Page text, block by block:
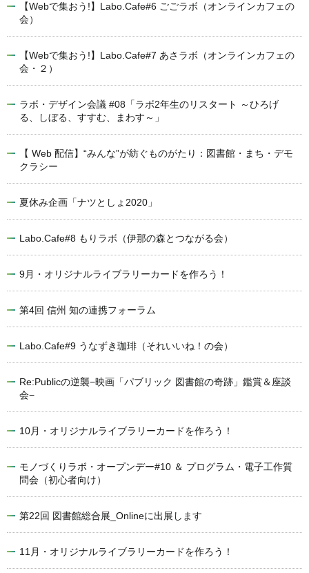
【Webで集おう!】Labo.Cafe#6 ごごラボ（オンラインカフェの
会）
【Webで集おう!】Labo.Cafe#7 あさラボ（オンラインカフェの
会・２）
ラボ・デザイン会議 #08「ラボ2年生のリスタート ～ひろげ
る、しぼる、すすむ、まわす～」
【 Web 配信】“みんな”が紡ぐものがたり：図書館・まち・デモ
クラシー
夏休み企画「ナツとしょ2020」
Labo.Cafe#8 もりラボ（伊那の森とつながる会）
9月・オリジナルライブラリーカードを作ろう！
第4回 信州 知の連携フォーラム
Labo.Cafe#9 うなずき珈琲（それいいね！の会）
Re:Publicの逆襲−映画「パブリック 図書館の奇跡」鑑賞＆座談
会−
10月・オリジナルライブラリーカードを作ろう！
モノづくりラボ・オープンデー#10 ＆ プログラム・電子工作質
問会（初心者向け）
第22回 図書館総合展_Onlineに出展します
11月・オリジナルライブラリーカードを作ろう！